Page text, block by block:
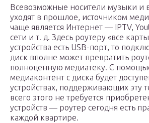
Всевозможные носители музыки и
уходят в прошлое, источником
чаще является Интернет — IPTV,
сети и т. д. Здесь роутеру «все
устройства есть USB-порт, то
диск вполне может превратить
полноценную медиатеку. С
медиаконтент с диска будет
устройствах, поддерживающих эту
всего этого не требуется
устройств — роутер сегодня есть
каждой квартире.